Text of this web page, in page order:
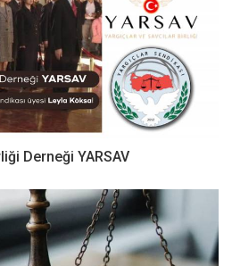
Derneği YARSAV